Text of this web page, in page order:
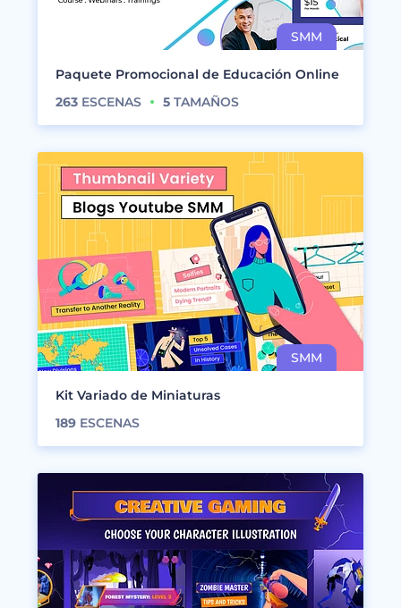
Paquete Promocional de Educación Online
263 ESCENAS 5 TAMAÑOS
Kit Variado de Miniaturas
189 ESCENAS